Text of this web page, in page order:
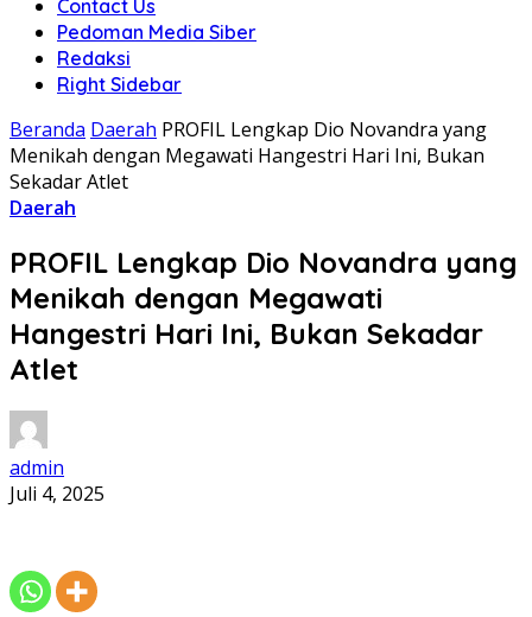
Contact Us
Pedoman Media Siber
Redaksi
Right Sidebar
Beranda Daerah PROFIL Lengkap Dio Novandra yang
Menikah dengan Megawati Hangestri Hari Ini, Bukan
Sekadar Atlet
Daerah
PROFIL Lengkap Dio Novandra yang
Menikah dengan Megawati
Hangestri Hari Ini, Bukan Sekadar
Atlet
admin
Juli 4, 2025